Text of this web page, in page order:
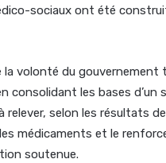
sociaux ont été
volonté du gouvernement
consolidant les bases
selon les résultats
médicaments et le
soutenue.